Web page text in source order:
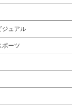
ジュアル
ポーツ